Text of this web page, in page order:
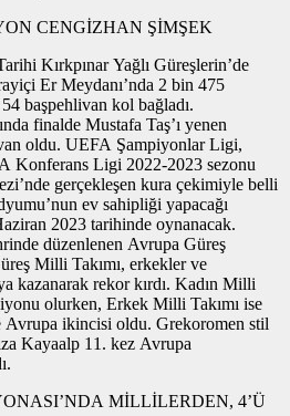
CENGİZHAN ŞİMŞEK
Kırkpınar Yağlı Güreşlerin’de
Er Meydanı’nda 2 bin 475
başpehlivan kol bağladı.
finalde Mustafa Taş’ı yenen
oldu. UEFA Şampiyonlar Ligi,
Konferans Ligi 2022-2023 sezonu
gerçekleşen kura çekimiyle belli
ev sahipliği yapacağı
2023 tarihinde oynanacak.
düzenlenen Avrupa Güreş
Milli Takımı, erkekler ve
kazanarak rekor kırdı. Kadın Milli
olurken, Erkek Milli Takımı ise
Avrupa ikincisi oldu. Grekoromen stil
Kayaalp 11. kez Avrupa
MİLLİLERDEN, 4’Ü